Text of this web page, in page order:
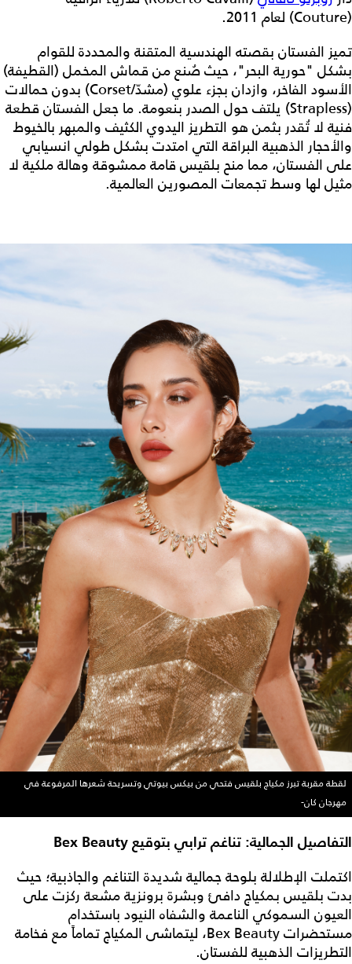
(Couture) لعام 2011.
تميز الفستان بقصته الهندسية المتقنة والمحددة للقوام
بشكل "حورية البحر"، حيث صُنع من قماش المخمل (القطيفة)
الأسود الفاخر، وازدان بجزء علوي (مشدّ/Corset) بدون حمالات
(Strapless) يلتف حول الصدر بنعومة. ما جعل الفستان قطعة
فنية لا تُقدر بثمن هو التطريز اليدوي الكثيف والمبهر بالخيوط
والأحجار الذهبية البراقة التي امتدت بشكل طولي انسيابي
على الفستان، مما منح بلقيس قامة ممشوقة وهالة ملكية لا
مثيل لها وسط تجمعات المصورين العالمية.
لقطة مقربة تبرز مكياج بلقيس فتحي من بيكس بيوتي وتسريحة شعرها المرفوعة في
مهرجان كان-
التفاصيل الجمالية: تناغم ترابي بتوقيع Bex Beauty
اكتملت الإطلالة بلوحة جمالية شديدة التناغم والجاذبية؛ حيث
بدت بلقيس بمكياج دافئ وبشرة برونزية مشعة ركزت على
العيون السموكي الناعمة والشفاه النيود باستخدام
مستحضرات Bex Beauty، ليتماشى المكياج تماماً مع فخامة
التطريزات الذهبية للفستان.